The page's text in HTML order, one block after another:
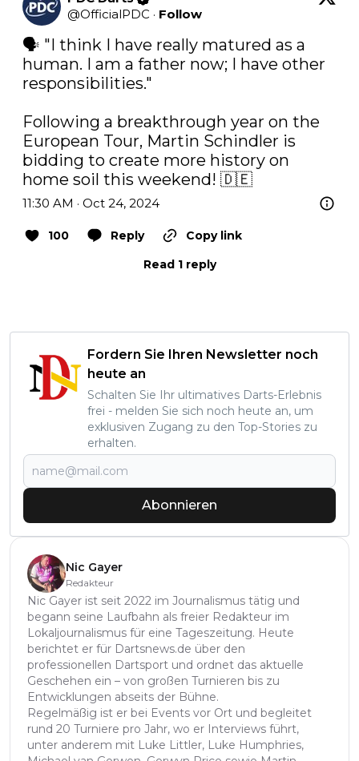
@OfficialPDC · Follow
🗣️ "I think I have really matured as a
human. I am a father now; I have other
responsibilities."
Following a breakthrough year on the
European Tour, Martin Schindler is
bidding to create more history on
home soil this weekend! 🇩🇪
11:30 AM · Oct 24, 2024
100 Reply
Copy link
Read 1 reply
Fordern Sie Ihren Newsletter noch
heute an
Schalten Sie Ihr ultimatives Darts-Erlebnis
frei - melden Sie sich noch heute an, um
exklusiven Zugang zu den Top-Stories zu
erhalten.
Abonnieren
Nic Gayer
Redakteur
Nic Gayer ist seit 2022 im Journalismus tätig und
begann seine Laufbahn als freier Redakteur im
Lokaljournalismus für eine Tageszeitung. Heute
berichtet er für Dartsnews.de über den
professionellen Dartsport und ordnet das aktuelle
Geschehen ein – von großen Turnieren bis zu
Entwicklungen abseits der Bühne.
Regelmäßig ist er bei Events vor Ort und begleitet
rund 20 Turniere pro Jahr, wo er Interviews führt,
unter anderem mit Luke Littler, Luke Humphries,